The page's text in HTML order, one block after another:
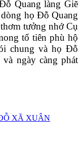
Quang làng Giẽ
họ Đỗ Quang
tưởng nhớ Cụ
tổ tiên phù hộ
chung và họ Đỗ
ngày càng phát
XÃ XUÂN